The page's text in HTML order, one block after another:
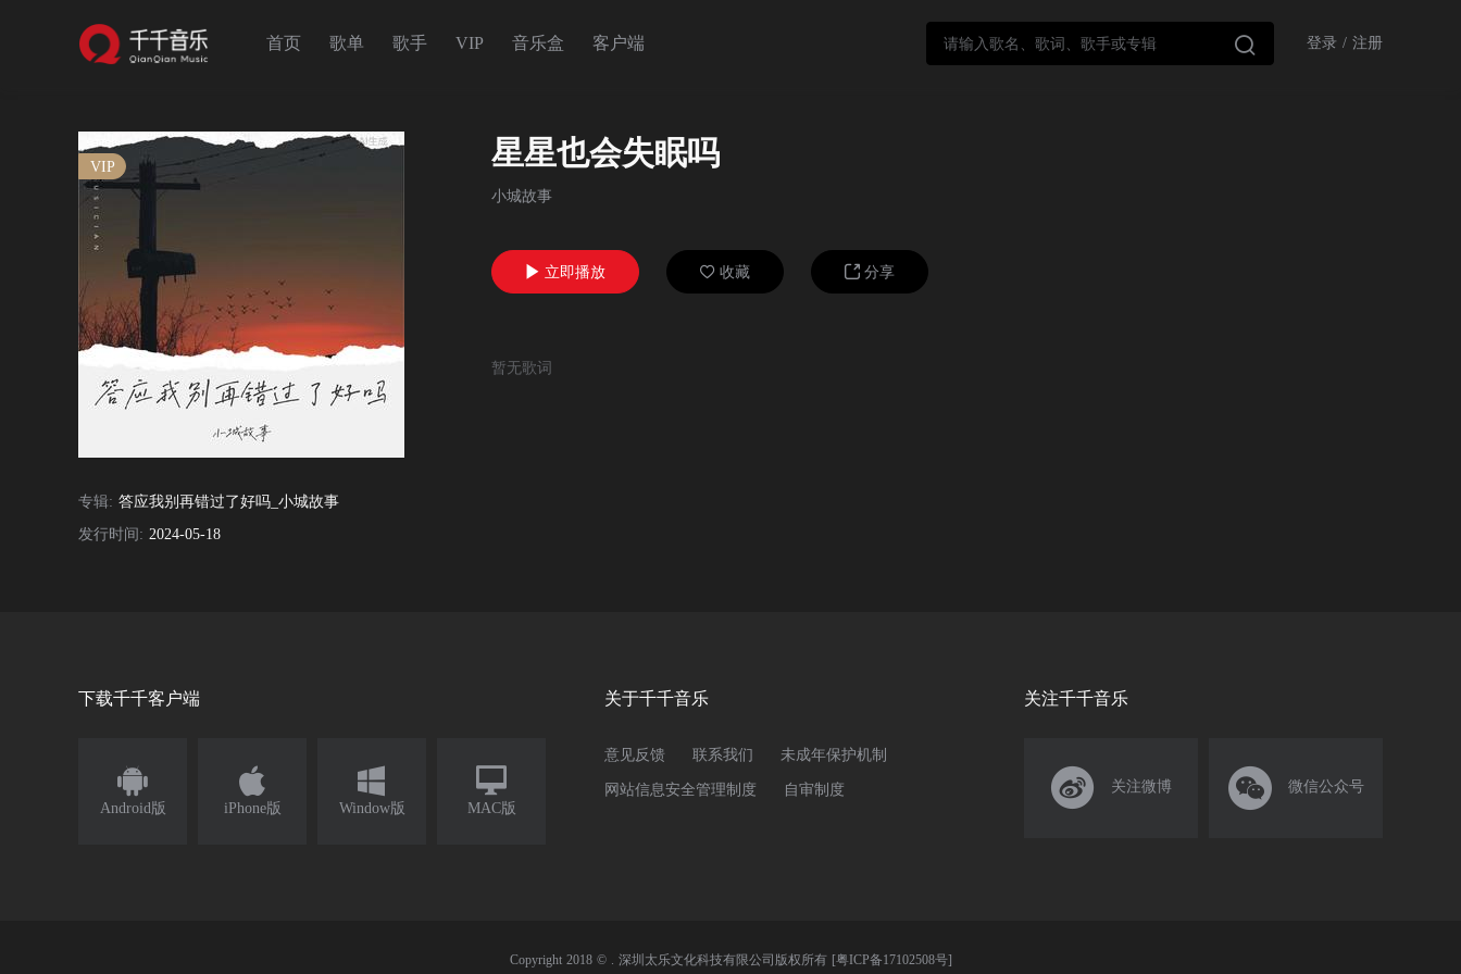
首页 歌单 歌手 VIP 音乐盒 客户端  登录 / 注册
VIP
专辑: 答应我别再错过了好吗_小城故事
发行时间: 2024-05-18
星星也会失眠吗
小城故事
 立即播放  收藏  分享
暂无歌词
下载千千客户端

Android版

iPhone版

Window版

MAC版
关于千千音乐
意见反馈 联系我们 未成年保护机制
网站信息安全管理制度 自审制度
关注千千音乐
 关注微博  微信公众号
Copyright 2018 © . 深圳太乐文化科技有限公司版权所有 [粤ICP备17102508号]